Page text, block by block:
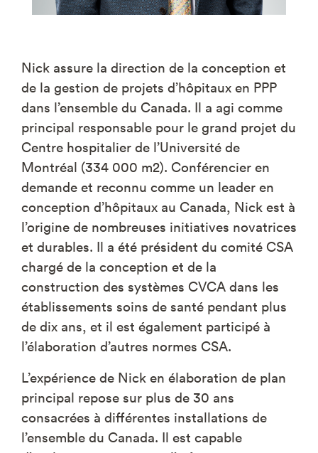
Nick assure la direction de la conception et
de la gestion de projets d’hôpitaux en PPP
dans l’ensemble du Canada. Il a agi comme
principal responsable pour le grand projet du
Centre hospitalier de l’Université de
Montréal (334 000 m2). Conférencier en
demande et reconnu comme un leader en
conception d’hôpitaux au Canada, Nick est à
l’origine de nombreuses initiatives novatrices
et durables. Il a été président du comité CSA
chargé de la conception et de la
construction des systèmes CVCA dans les
établissements soins de santé pendant plus
de dix ans, et il est également participé à
l’élaboration d’autres normes CSA.
L’expérience de Nick en élaboration de plan
principal repose sur plus de 30 ans
consacrées à différentes installations de
l’ensemble du Canada. Il est capable